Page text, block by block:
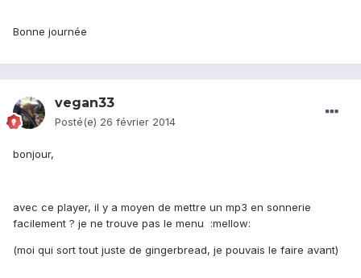
Bonne journée
vegan33
Posté(e) 26 février 2014
bonjour,
avec ce player, il y a moyen de mettre un mp3 en sonnerie
facilement ? je ne trouve pas le menu :mellow:
(moi qui sort tout juste de gingerbread, je pouvais le faire avant)